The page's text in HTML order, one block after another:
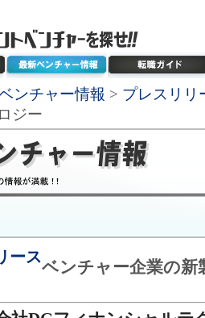
ンチャー情報 > プレスリリ
ジー
ース
ベンチャー企業の新